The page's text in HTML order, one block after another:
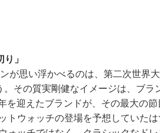
」
が思い浮かべるのは、第二次世界
その質実剛健なイメージは、ブ
を迎えたブランドが、その最大の
ウォッチの登場を予想していたは